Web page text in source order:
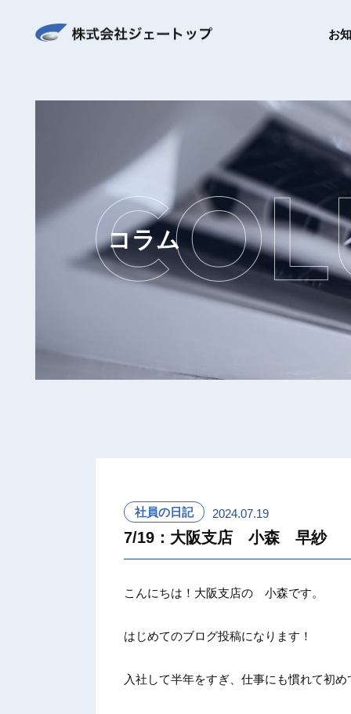
お
コラム
社員の日記 2024.07.19
7/19：大阪支店 小森 早紗
こんにちは！大阪支店の 小森です。
はじめてのブログ投稿になります！
入社して半年をすぎ、仕事にも慣れて初